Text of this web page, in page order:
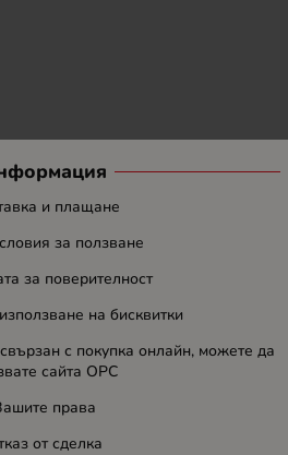
и плащане
за ползване
за поверителност
на бисквитки
с покупка онлайн, можете да
сайта ОРС
права
от сделка